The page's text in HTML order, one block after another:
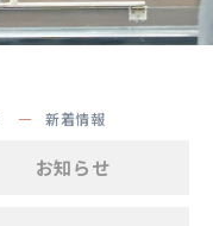
新着情報
お知らせ